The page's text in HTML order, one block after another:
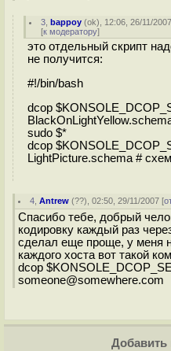
3 ,bappoy (ok), 12:06, 26/11/
[к модератору]
это отдельный скрипт
не получится:
#!/bin/bash
dcop
sudo $*
dcop
LightPicture.schema #
4 ,Antrew (??), 02:50, 29/11/2007 [
Спасибо тебе, добрый
кодировку каждый раз
сделал еще проще, у меня
каждого хоста вот такой
dcop
someone@somewhere.com
Добавить